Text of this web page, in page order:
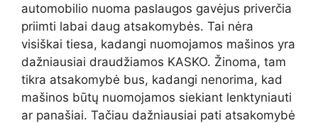
automobilio nuoma paslaugos gavėjus priverčia
priimti labai daug atsakomybės. Tai nėra
visiškai tiesa, kadangi nuomojamos mašinos yra
dažniausiai draudžiamos KASKO. Žinoma, tam
tikra atsakomybė bus, kadangi nenorima, kad
mašinos būtų nuomojamos siekiant lenktyniauti
ar panašiai. Tačiau dažniausiai pati atsakomybė